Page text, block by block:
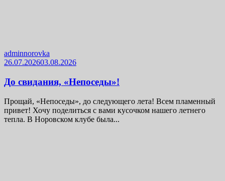
adminnorovka
26.07.202603.08.2026
До свидания, «Непоседы»!
Прощай, «Непоседы», до следующего лета! Всем пламенный
привет! Хочу поделиться с вами кусочком нашего летнего
тепла. В Норовском клубе была...